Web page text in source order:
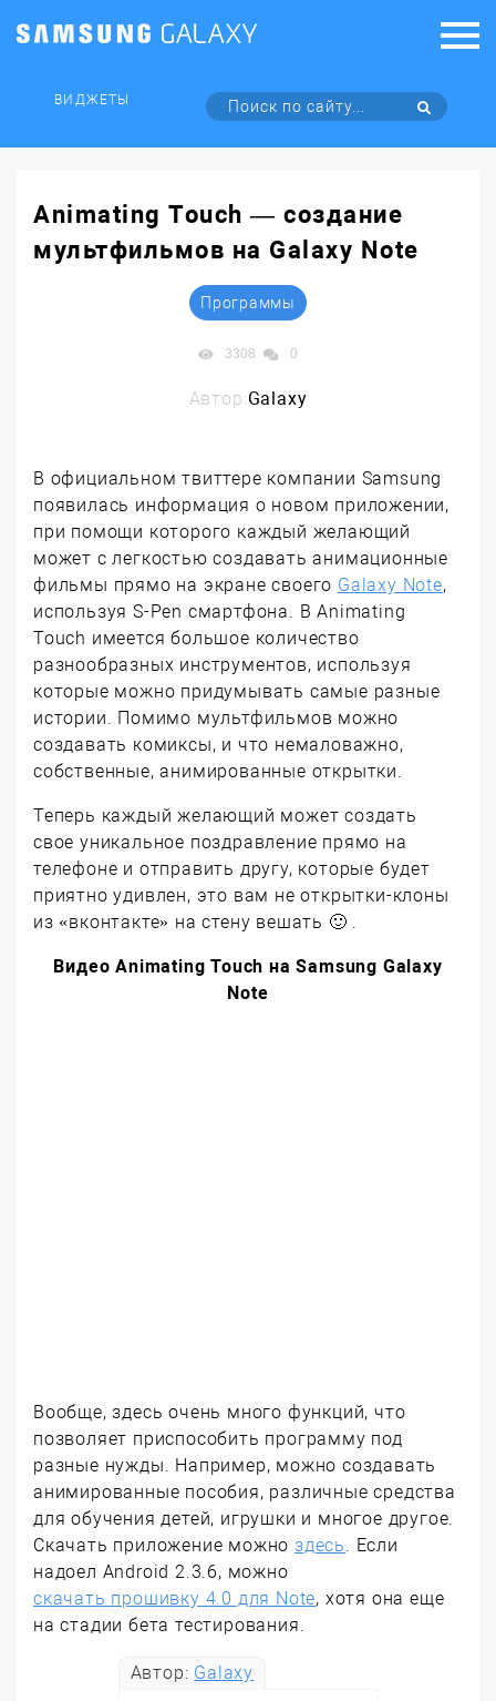
ВИДЖЕТЫ
Animating Touch — создание
мультфильмов на Galaxy Note
Программы
3308 0
Автор:Galaxy
В официальном твиттере компании Samsung
появилась информация о новом приложении,
при помощи которого каждый желающий
может с легкостью создавать анимационные
фильмы прямо на экране своего Galaxy Note,
используя S-Pen смартфона. В Animating
Touch имеется большое количество
разнообразных инструментов, используя
которые можно придумывать самые разные
истории. Помимо мультфильмов можно
создавать комиксы, и что немаловажно,
собственные, анимированные открытки.
Теперь каждый желающий может создать
свое уникальное поздравление прямо на
телефоне и отправить другу, которые будет
приятно удивлен, это вам не открытки-клоны
из «вконтакте» на стену вешать 🙂 .
Видео Animating Touch на Samsung Galaxy
Note
Вообще, здесь очень много функций, что
позволяет приспособить программу под
разные нужды. Например, можно создавать
анимированные пособия, различные средства
для обучения детей, игрушки и многое другое.
Скачать приложение можно здесь. Если
надоел Android 2.3.6, можно
скачать прошивку 4.0 для Note, хотя она еще
на стадии бета тестирования.
Автор: Galaxy